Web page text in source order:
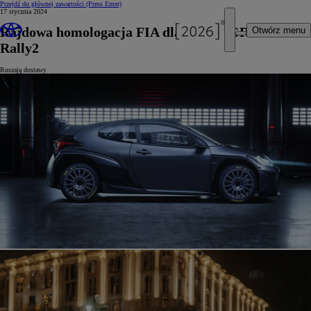
Przejdź do głównej zawartości (Press Enter)
Otwórz menu
17 stycznia 2024
Rajdowa homologacja FIA dla Toyoty GR Yaris
Rally2
Ruszają dostawy